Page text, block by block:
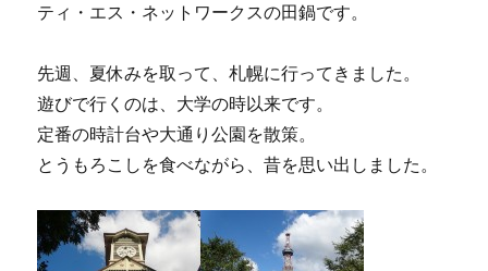
ティ・エス・ネットワークスの田鍋です。
先週、夏休みを取って、札幌に行ってきました。
遊びで行くのは、大学の時以来です。
定番の時計台や大通り公園を散策。
とうもろこしを食べながら、昔を思い出しました。